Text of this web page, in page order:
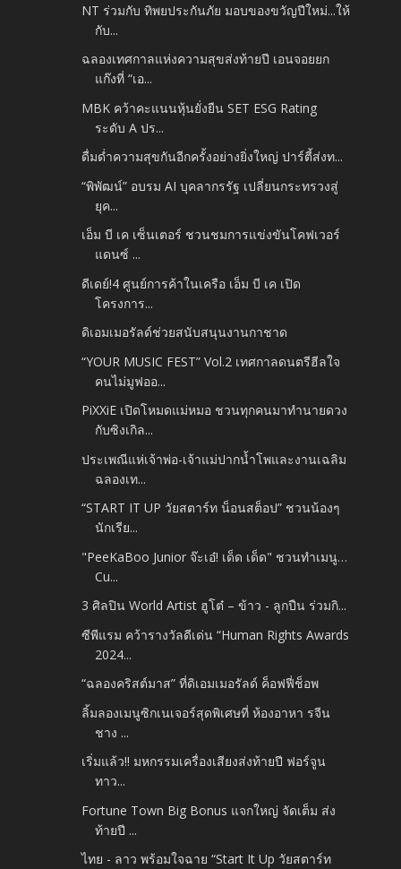
NT ร่วมกับ ทิพยประกันภัย มอบของขวัญปีใหม่...ให้
กับ...
ฉลองเทศกาลแห่งความสุขส่งท้ายปี เอนจอยยก
แก๊งที่ “เอ...
MBK คว้าคะแนนหุ้นยั่งยืน SET ESG Rating
ระดับ A ปร...
ดื่มด่ำความสุขกันอีกครั้งอย่างยิ่งใหญ่ ปาร์ตี้ส่งท...
“พิพัฒน์” อบรม AI บุคลากรรัฐ เปลี่ยนกระทรวงสู่
ยุค...
เอ็ม บี เค เซ็นเตอร์ ชวนชมการแข่งขันโคฟเวอร์
แดนซ์ ...
ดีเดย์!4 ศูนย์การค้าในเครือ เอ็ม บี เค เปิด
โครงการ...
ดิเอมเมอรัลด์ช่วยสนับสนุนงานกาชาด
“YOUR MUSIC FEST” Vol.2 เทศกาลดนตรีฮีลใจ
คนไม่มูฟออ...
PiXXiE เปิดโหมดแม่หมอ ชวนทุกคนมาทำนายดวง
กับซิงเกิล...
ประเพณีแห่เจ้าพ่อ-เจ้าแม่ปากน้ำโพและงานเฉลิม
ฉลองเท...
“START IT UP วัยสตาร์ท น็อนสต็อป” ชวนน้องๆ
นักเรีย...
"PeeKaBoo Junior จ๊ะเอ๋! เด็ด เด็ด" ชวนทำเมนู…
Cu...
3 ศิลปิน World Artist ฮูโต๋ – ข้าว - ลูกปืน ร่วมกิ...
ซีพีแรม คว้ารางวัลดีเด่น “Human Rights Awards
2024...
“ฉลองคริสต์มาส” ที่ดิเอมเมอรัลด์ ค็อฟฟี่ช็อพ
ลิ้มลองเมนูซิกเนเจอร์สุดพิเศษที่ ห้องอาหา รจีน
ชาง ...
เริ่มแล้ว!! มหกรรมเครื่องเสียงส่งท้ายปี ฟอร์จูน
ทาว...
Fortune Town Big Bonus แจกใหญ่ จัดเต็ม ส่ง
ท้ายปี ...
ไทย - ลาว พร้อมใจฉาย “Start It Up วัยสตาร์ท